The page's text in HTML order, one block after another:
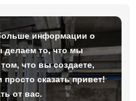
информации о
делаем то, что мы
что вы создаете,
просто сказать привет!
от вас.